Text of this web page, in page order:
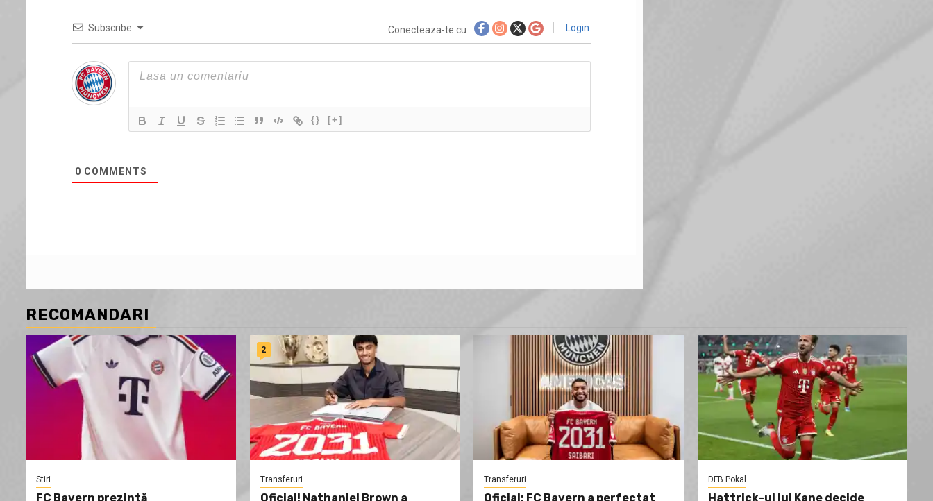
Subscribe Conecteaza-te cu Login
{} [+]
0 COMMENTS
RECOMANDARI
Stiri
FC Bayern prezintă
2
Transferuri
Oficial! Nathaniel Brown a
Transferuri
Oficial: FC Bayern a perfectat
DFB Pokal
Hattrick-ul lui Kane decide